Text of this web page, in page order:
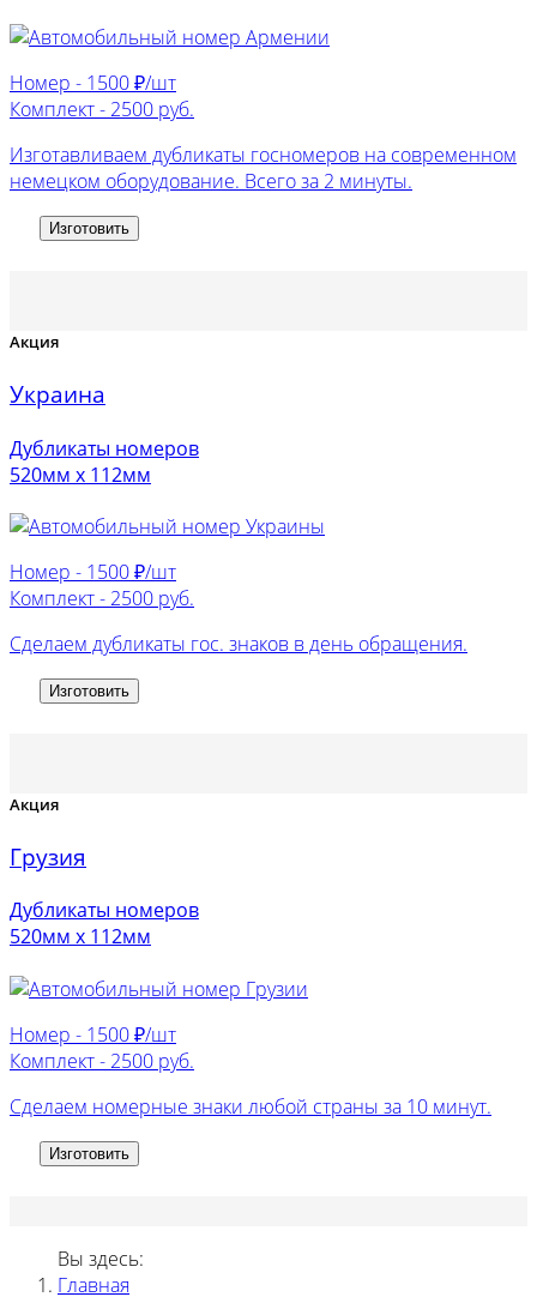
Номер - 1500 ₽/шт
Комплект - 2500 руб.
Изготавливаем дубликаты госномеров на современном
немецком оборудование. Всего за 2 минуты.
Изготовить
Акция
Украина
Дубликаты номеров
520мм х 112мм
Номер - 1500 ₽/шт
Комплект - 2500 руб.
Сделаем дубликаты гос. знаков в день обращения.
Изготовить
Акция
Грузия
Дубликаты номеров
520мм х 112мм
Номер - 1500 ₽/шт
Комплект - 2500 руб.
Сделаем номерные знаки любой страны за 10 минут.
Изготовить
Вы здесь:
Главная